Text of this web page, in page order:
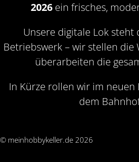
2026 ein frisches,
Unsere digitale Lok steht
Betriebswerk – wir stellen die
überarbeiten die
In Kürze rollen wir im neuen
dem
© meinhobbykeller.de 2026